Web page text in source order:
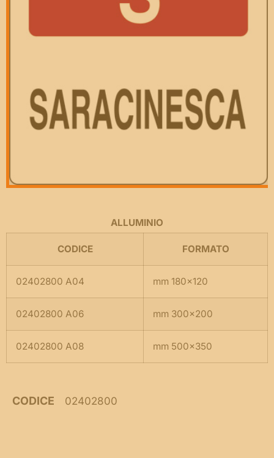
ALLUMINIO
CODICE FORMATO
02402800 A04 mm 180×120
02402800 A06 mm 300×200
02402800 A08 mm 500×350
CODICE 02402800